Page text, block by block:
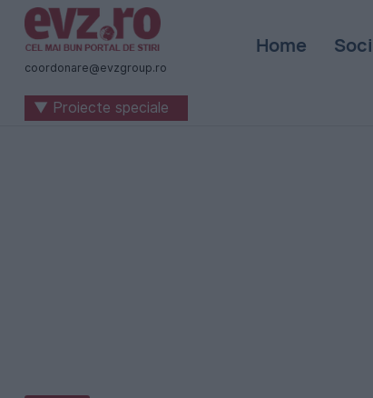
Știri
naționale
internaționale
coordonare@evzgroup.ro
Home
▼ Proiecte speciale